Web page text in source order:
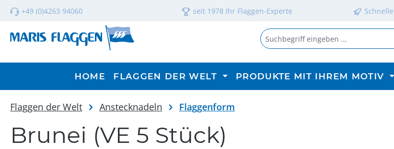
Hauptinhalt springen
Zur Suche springen
Zur Hauptnavigation springen
+49 (0)4263 94060 seit 1978 Ihr Flaggen-Experte
HOME FLAGGEN DER WELT PRODUKTE MIT IHREM MOTIV
Flaggen der Welt Anstecknadeln Flaggenform
Brunei (VE 5 Stück)